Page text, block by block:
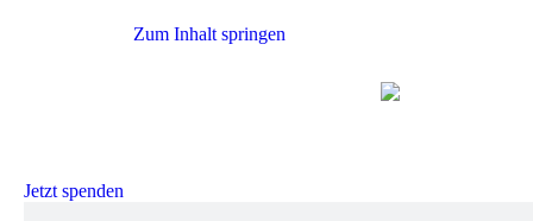
Zum Inhalt springen
Jetzt spenden